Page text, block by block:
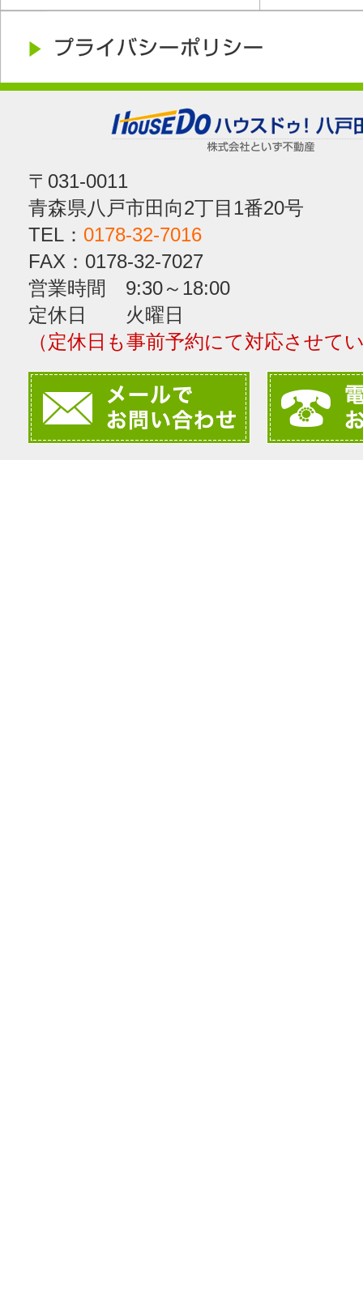
〒031-0011
青森県八戸市田向2丁目1番20号
TEL： 0178-32-7016
FAX：0178-32-7027
営業時間 9:30～18:00
定休日 火曜日
（定休日も事前予約にて対応させて